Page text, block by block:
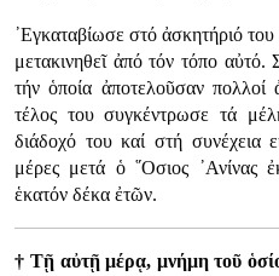
᾿Εγκαταβίωσε στό ἀσκητήριό του
μετακινηθεῖ ἀπό τόν τόπο
τήν ὁποία ἀποτελοῦσαν πολλοί
τέλος του συγκέντρωσε τά
διάδοχό του καί στή συνέχεια
μέρες μετά ὁ ῞Οσιος ᾿Ανίνας
ἑκατόν δέκα ἐτῶν.
† Τῇ αὐτῇ μέρᾳ, μνήμη τοῦ